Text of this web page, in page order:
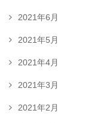
2021年6月
2021年5月
2021年4月
2021年3月
2021年2月